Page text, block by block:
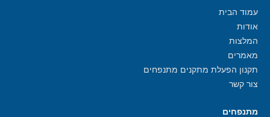
עמוד הבית
אודות
המלצות
מאמרים
תקנון הפעלת מתקנים מתנפחים
צור קשר
מתנפחים